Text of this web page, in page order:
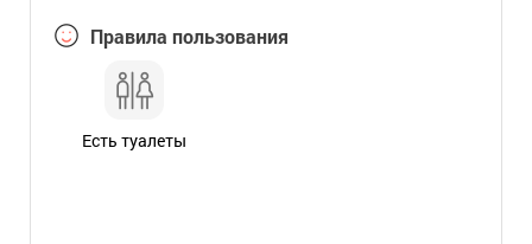
Правила пользования
Есть туалеты